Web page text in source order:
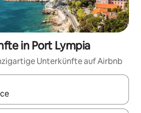
in Port Lympia
Unterkünfte auf Airbnb
sind, navigiere mit den